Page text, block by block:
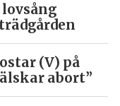
(V) på
abort”